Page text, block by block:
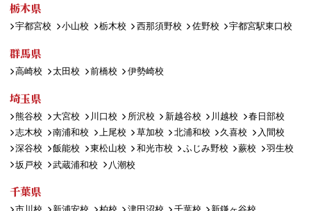
栃木県
宇都宮校 小山校 栃木校 西那須野校 佐野校 宇都宮駅東口校
群馬県
高崎校 太田校 前橋校 伊勢崎校
埼玉県
熊谷校 大宮校 川口校 所沢校 新越谷校 川越校
春日部校
志木校
南浦和校 上尾校 草加校 北浦和校 久喜校
入間校
深谷校
飯能校 東松山校 和光市校 ふじみ野校 蕨校
羽生校
坂戸校
武蔵浦和校 八潮校
千葉県